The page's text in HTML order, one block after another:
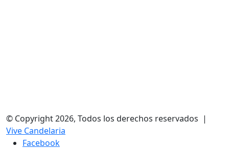
© Copyright 2026, Todos los derechos reservados |
Vive Candelaria
Facebook